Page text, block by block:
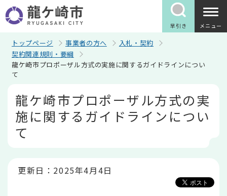
の
ペ
早引き メニュー
トップページ 事業者の方へ
入札・契約
契約関連規則・要綱
龍ケ崎市プロポーザル方式の実施に関するガイドラインについ
て
龍ケ崎市プロポーザル方式の実
施に関するガイドラインについ
て
更新日：2025年4月4日